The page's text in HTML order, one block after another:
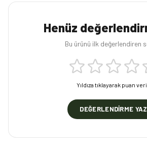
Henüz
Bu ürünü ilk değerlendiren
Yıldıza tıklayarak puan
DEĞERLENDIRME YAZ